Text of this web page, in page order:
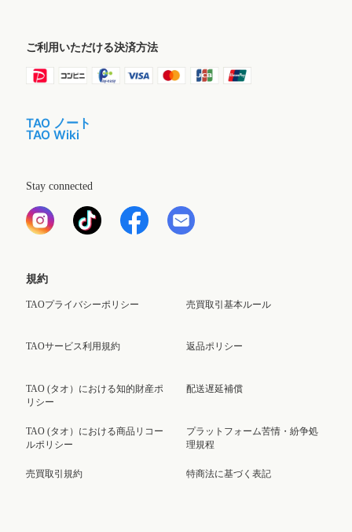
ご利用いただける決済方法
TAO ノート
TAO Wiki
Stay connected
規約
TAOプライバシーポリシー
TAOサービス利用規約
TAO (タオ）における知的財産ポ
リシー
TAO (タオ）における商品リコー
ルポリシー
売買取引規約
売買取引基本ルール
返品ポリシー
配送遅延補償
プラットフォーム苦情・紛争処
理規程
特商法に基づく表記